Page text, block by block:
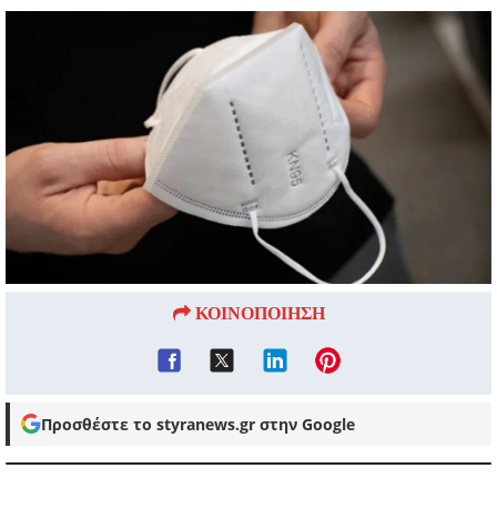
ΚΟΙΝΟΠΟΙΗΣΗ
Προσθέστε το styranews.gr στην Google